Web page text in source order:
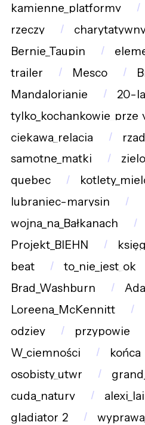
kamienne_platformy
rzeczy
Bernie_Taupin
trailer
Mesco
Mandalorianie
20-
ciekawa_relacja
samotne_matki
quebec
lubraniec-marysin
wojna_na_Bałkanach
Projekt_BIEHN
beat
to_nie_jest_ok
Brad_Washburn
Loreena_McKennitt
odziey
przypowie
W_ciemności
końca
osobisty_utwr
cuda_natury
gladiator_2